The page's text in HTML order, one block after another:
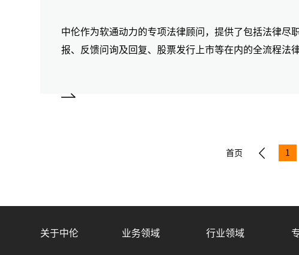
中伦作为软通动力的专项法律顾问，提供了包括法律尽
报、反馈问询及回复、股票发行上市等在内的全流程法律
首页 1
关于中伦 业务领域 行业领域